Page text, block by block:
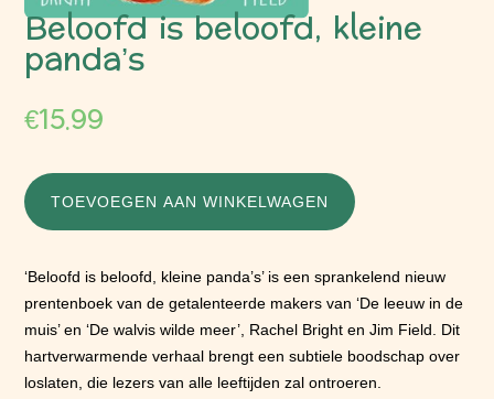
Beloofd is beloofd, kleine
panda’s
€15.99
TOEVOEGEN AAN WINKELWAGEN
‘Beloofd is beloofd, kleine panda’s’ is een sprankelend nieuw
prentenboek van de getalenteerde makers van ‘De leeuw in de
muis’ en ‘De walvis wilde meer’, Rachel Bright en Jim Field. Dit
hartverwarmende verhaal brengt een subtiele boodschap over
loslaten, die lezers van alle leeftijden zal ontroeren.